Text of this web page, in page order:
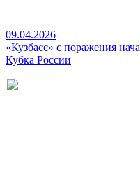
09.04.2026
«Кузбасс» с поражения
Кубка России